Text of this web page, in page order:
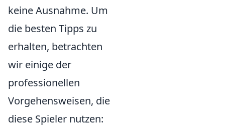
keine Ausnahme. Um
die besten Tipps zu
erhalten, betrachten
wir einige der
professionellen
Vorgehensweisen, die
diese Spieler nutzen: